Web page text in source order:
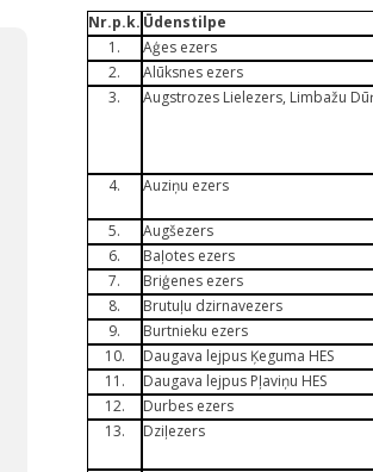
Nr.p.k. Ūdenstilpe
1.
Aģes ezers
2.
Alūksnes ezers
3.
Augstrozes Lielezers, Limbažu
4. Auziņu ezers
5.
Augšezers
6.
Baļotes ezers
7.
Briģenes ezers
8.
Brutuļu dzirnavezers
9.
Burtnieku ezers
10.
Daugava lejpus Ķeguma HES
11.
Daugava lejpus Pļaviņu HES
12.
Durbes ezers
13.
Dziļezers